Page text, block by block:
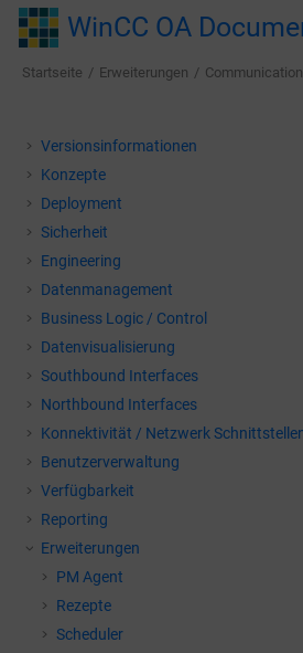
Springe zum Hauptinhalt
WinCC OA
Startseite Erweiterungen
Versionsinformationen
Konzepte
Deployment
Sicherheit
Engineering
Datenmanagement
Business Logic / Control
Datenvisualisierung
Southbound Interfaces
Northbound Interfaces
Konnektivität / Netzwerk
Benutzerverwaltung
Verfügbarkeit
Reporting
Erweiterungen
PM Agent
Rezepte
Scheduler